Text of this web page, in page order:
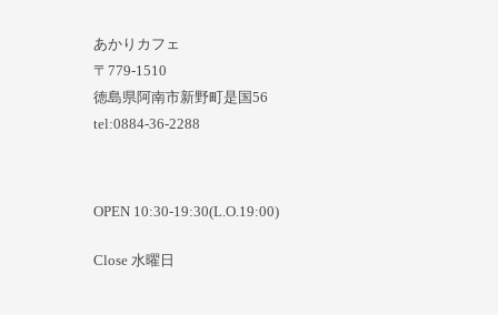
あかりカフェ
〒779-1510
徳島県阿南市新野町是国56
tel:0884-36-2288
OPEN 10:30-19:30(L.O.19:00)
Close 水曜日